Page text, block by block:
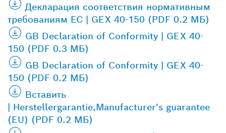
Декларация соответствия нормативным
требованиям ЕС | GEX 40-150 (PDF 0.2 МБ)
GB Declaration of Conformity | GEX 40-
150 (PDF 0.3 МБ)
GB Declaration of Conformity | GEX 40-
150 (PDF 0.2 МБ)
Вставить
| Herstellergarantie,Manufacturer's guarantee
(EU) (PDF 0.2 МБ)